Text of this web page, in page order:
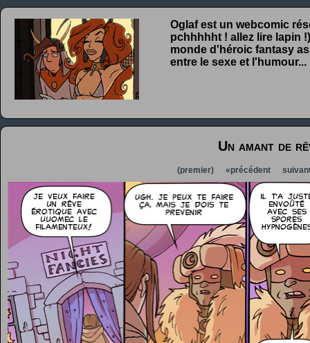
Oglaf est un webcomic
pchhhhht ! allez lire lapin
monde d'héroic fantasy
entre le sexe et l'humour...
Un amant de
(premier) «précédent